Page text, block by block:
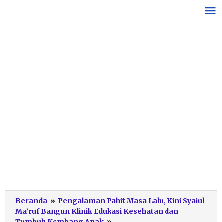
konten
Beranda » Pengalaman Pahit Masa Lalu, Kini Syaiul
Ma’ruf Bangun Klinik Edukasi Kesehatan dan